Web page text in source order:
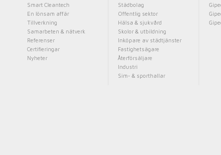
Smart Cleantech
En lönsam affär
Tillverkning
Samarbeten & nätverk
Referenser
Certifieringar
Nyheter
Städbolag
Offentlig sektor
Hälsa & sjukvård
Skolor & utbildning
Inköpare av städtjänster
Fastighetsägare
Återförsäljare
Industri
Sim- & sporthallar